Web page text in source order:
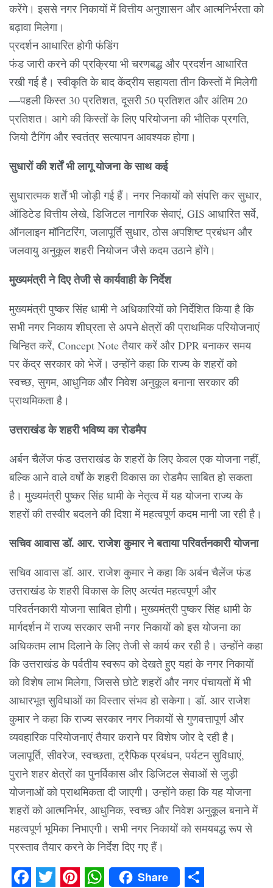
करेंगे। इससे नगर निकायों में वित्तीय अनुशासन और आत्मनिर्भरता को
बढ़ावा मिलेगा।
प्रदर्शन आधारित होगी फंडिंग
फंड जारी करने की प्रक्रिया भी चरणबद्ध और प्रदर्शन आधारित
रखी गई है। स्वीकृति के बाद केंद्रीय सहायता तीन किस्तों में मिलेगी
—पहली किस्त 30 प्रतिशत, दूसरी 50 प्रतिशत और अंतिम 20
प्रतिशत। आगे की किस्तों के लिए परियोजना की भौतिक प्रगति,
जियो टैगिंग और स्वतंत्र सत्यापन आवश्यक होगा।
सुधारों की शर्तें भी लागू योजना के साथ कई
सुधारात्मक शर्तें भी जोड़ी गई हैं। नगर निकायों को संपत्ति कर सुधार,
ऑडिटेड वित्तीय लेखे, डिजिटल नागरिक सेवाएं, GIS आधारित सर्वे,
ऑनलाइन मॉनिटरिंग, जलापूर्ति सुधार, ठोस अपशिष्ट प्रबंधन और
जलवायु अनुकूल शहरी नियोजन जैसे कदम उठाने होंगे।
मुख्यमंत्री ने दिए तेजी से कार्यवाही के निर्देश
मुख्यमंत्री पुष्कर सिंह धामी ने अधिकारियों को निर्देशित किया है कि
सभी नगर निकाय शीघ्रता से अपने क्षेत्रों की प्राथमिक परियोजनाएं
चिन्हित करें, Concept Note तैयार करें और DPR बनाकर समय
पर केंद्र सरकार को भेजें। उन्होंने कहा कि राज्य के शहरों को
स्वच्छ, सुगम, आधुनिक और निवेश अनुकूल बनाना सरकार की
प्राथमिकता है।
उत्तराखंड के शहरी भविष्य का रोडमैप
अर्बन चैलेंज फंड उत्तराखंड के शहरों के लिए केवल एक योजना नहीं,
बल्कि आने वाले वर्षों के शहरी विकास का रोडमैप साबित हो सकता
है। मुख्यमंत्री पुष्कर सिंह धामी के नेतृत्व में यह योजना राज्य के
शहरों की तस्वीर बदलने की दिशा में महत्वपूर्ण कदम मानी जा रही है।
सचिव आवास डॉ. आर. राजेश कुमार ने बताया परिवर्तनकारी योजना
सचिव आवास डॉ. आर. राजेश कुमार ने कहा कि अर्बन चैलेंज फंड
उत्तराखंड के शहरी विकास के लिए अत्यंत महत्वपूर्ण और
परिवर्तनकारी योजना साबित होगी। मुख्यमंत्री पुष्कर सिंह धामी के
मार्गदर्शन में राज्य सरकार सभी नगर निकायों को इस योजना का
अधिकतम लाभ दिलाने के लिए तेजी से कार्य कर रही है। उन्होंने कहा
कि उत्तराखंड के पर्वतीय स्वरूप को देखते हुए यहां के नगर निकायों
को विशेष लाभ मिलेगा, जिससे छोटे शहरों और नगर पंचायतों में भी
आधारभूत सुविधाओं का विस्तार संभव हो सकेगा। डॉ. आर राजेश
कुमार ने कहा कि राज्य सरकार नगर निकायों से गुणवत्तापूर्ण और
व्यवहारिक परियोजनाएं तैयार कराने पर विशेष जोर दे रही है।
जलापूर्ति, सीवरेज, स्वच्छता, ट्रैफिक प्रबंधन, पर्यटन सुविधाएं,
पुराने शहर क्षेत्रों का पुनर्विकास और डिजिटल सेवाओं से जुड़ी
योजनाओं को प्राथमिकता दी जाएगी। उन्होंने कहा कि यह योजना
शहरों को आत्मनिर्भर, आधुनिक, स्वच्छ और निवेश अनुकूल बनाने में
महत्वपूर्ण भूमिका निभाएगी। सभी नगर निकायों को समयबद्ध रूप से
प्रस्ताव तैयार करने के निर्देश दिए गए हैं।
Share